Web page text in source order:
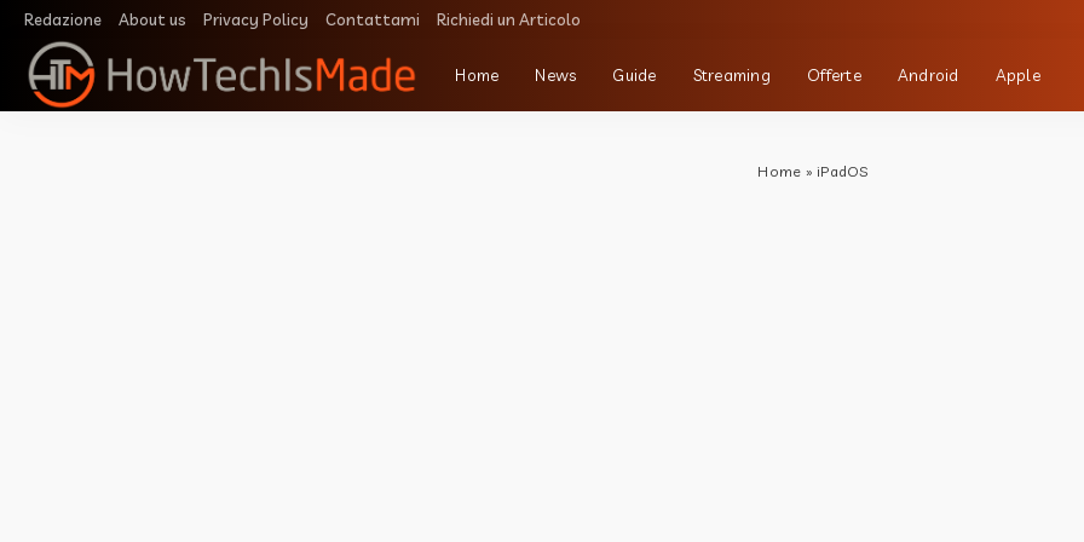
Redazione About us Privacy Policy Contattami Richiedi un Articolo
Home News Guide Streaming Offerte Android Apple
Home » iPadOS